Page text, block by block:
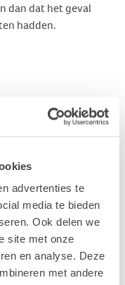
advertenties te
media te bieden
Ook delen we
site met onze
en analyse. Deze
met andere
dan dat het geval
hadden.